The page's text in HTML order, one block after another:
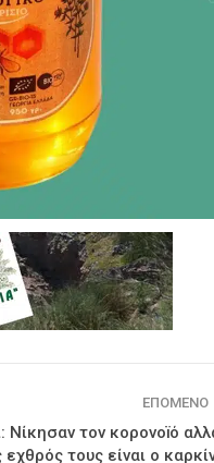
ΕΠΌΜΕΝΟ
Νίκησαν τον κορονοïό
τους είναι ο